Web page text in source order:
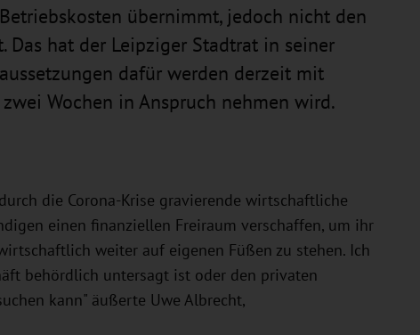
übernimmt, jedoch nicht den
hat der Leipziger Stadtrat in seiner
dafür werden derzeit mit
Wochen in Anspruch nehmen wird.
die Corona-Krise gravierende wirtschaftliche
einen finanziellen Freiraum verschaffen, um ihr
weiter auf eigenen Füßen zu stehen. Ich
behördlich untersagt ist oder den privaten
kann" äußerte Uwe Albrecht,